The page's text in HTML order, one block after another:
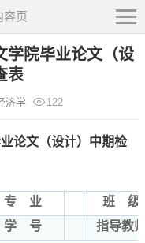
容页
学院毕业论文（设
表
济学 122
论文（设计）中期检
专 业
班 级
学 号
指导教